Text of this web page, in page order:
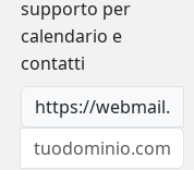
supporto per
calendario e
contatti
https://webmail.